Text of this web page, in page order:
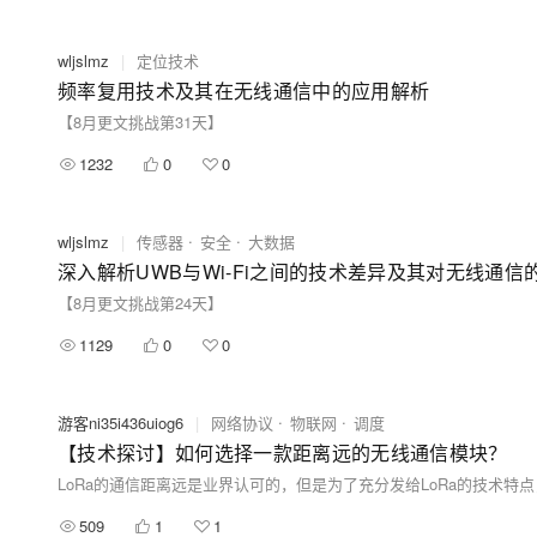
wljslmz | 定位技术
频率复用技术及其在无线通信中的应用解析
【8月更文挑战第31天】
1232
0 0
wljslmz | 传感器 安全 大数据
深入解析UWB与Wi-Fi之间的技术差异及其对无线通信
【8月更文挑战第24天】
1129
0 0
游客ni35i436uiog6 | 网络协议 物联网 调度
【技术探讨】如何选择一款距离远的无线通信模块？
509 1 1